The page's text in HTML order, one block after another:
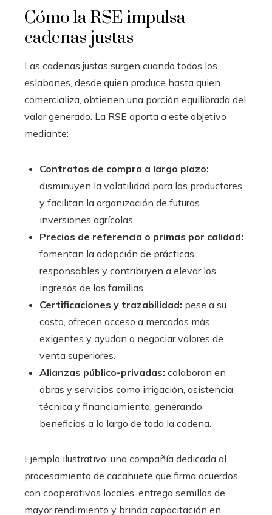
Cómo la RSE impulsa
cadenas justas
Las cadenas justas surgen cuando todos los
eslabones, desde quien produce hasta quien
comercializa, obtienen una porción equilibrada del
valor generado. La RSE aporta a este objetivo
mediante:
Contratos de compra a largo plazo:
disminuyen la volatilidad para los productores
y facilitan la organización de futuras
inversiones agrícolas.
Precios de referencia o primas por calidad:
fomentan la adopción de prácticas
responsables y contribuyen a elevar los
ingresos de las familias.
Certificaciones y trazabilidad: pese a su
costo, ofrecen acceso a mercados más
exigentes y ayudan a negociar valores de
venta superiores.
Alianzas público-privadas: colaboran en
obras y servicios como irrigación, asistencia
técnica y financiamiento, generando
beneficios a lo largo de toda la cadena.
Ejemplo ilustrativo: una compañía dedicada al
procesamiento de cacahuete que firma acuerdos
con cooperativas locales, entrega semillas de
mayor rendimiento y brinda capacitación en